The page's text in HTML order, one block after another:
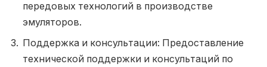
передовых технологий в производстве
эмуляторов.
Поддержка и консультации: Предоставление
технической поддержки и консультаций по